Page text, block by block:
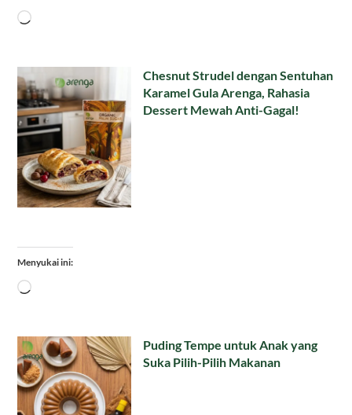
Memuat...
Chesnut Strudel dengan Sentuhan
Karamel Gula Arenga, Rahasia
Dessert Mewah Anti-Gagal!
Menyukai ini:
Memuat...
Puding Tempe untuk Anak yang
Suka Pilih-Pilih Makanan